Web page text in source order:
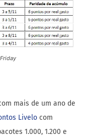
mais de um ano de
Livelo com
1.000, 1.200 e